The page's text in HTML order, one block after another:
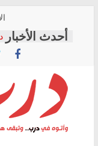
content
درب